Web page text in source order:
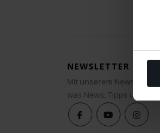
NEWSLETTER
Mit unserem Newsletter
was News, Tipps und